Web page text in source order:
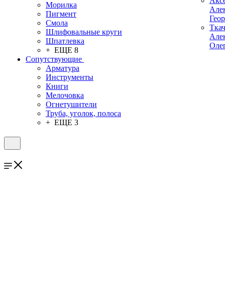
Морилка
Пигмент
Смола
Шлифовальные круги
Шпатлевка
+ ЕЩЕ 8
Сопутствующие
Арматура
Инструменты
Книги
Мелочовка
Огнетушители
Труба, уголок, полоса
+ ЕЩЕ 3